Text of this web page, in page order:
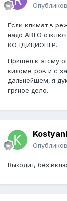
Если климат в
надо АВТО
КОНДИЦИОНЕР.
Пришел к этому
километров и с
дальнейшем, я
гряное дело.
Выходит, без